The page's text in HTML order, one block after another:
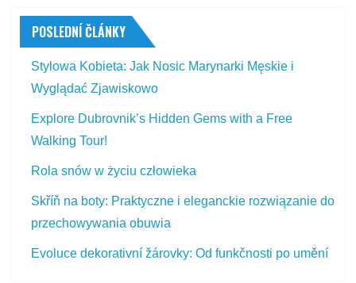
POSLEDNÍ ČLÁNKY
Stylowa Kobieta: Jak Nosic Marynarki Męskie i
Wyglądać Zjawiskowo
Explore Dubrovnik’s Hidden Gems with a Free
Walking Tour!
Rola snów w życiu człowieka
Skříň na boty: Praktyczne i eleganckie rozwiązanie do
przechowywania obuwia
Evoluce dekorativní žárovky: Od funkčnosti po umění